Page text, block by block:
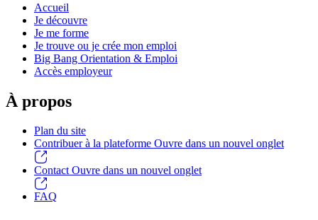
Accueil
Je découvre
Je me forme
Je trouve ou je crée mon emploi
Big Bang Orientation & Emploi
Accès employeur
À propos
Plan du site
Contribuer à la plateforme Ouvre dans un nouvel onglet
Contact Ouvre dans un nouvel onglet
FAQ